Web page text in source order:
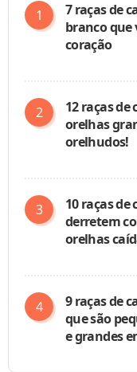
7 raças de
branco que
coração
12 raças de
orelhas
orelhudos!
10 raças de
derretem
orelhas
9 raças de
que são
e grandes